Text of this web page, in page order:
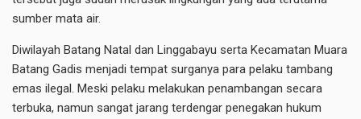
sumber mata air.
Diwilayah Batang Natal dan Linggabayu serta Kecamatan Muara
Batang Gadis menjadi tempat surganya para pelaku tambang
emas ilegal. Meski pelaku melakukan penambangan secara
terbuka, namun sangat jarang terdengar penegakan hukum